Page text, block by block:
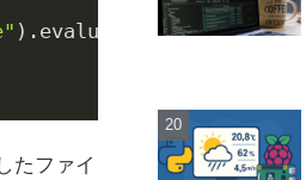
).evaluate();
たファイ